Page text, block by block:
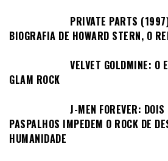
PRIVATE PARTS
BIOGRAFIA DE HOWARD STERN, O
VELVET GOLDMINE: O
GLAM ROCK
J-MEN FOREVER: DOIS
PASPALHOS IMPEDEM O ROCK DE
HUMANIDADE